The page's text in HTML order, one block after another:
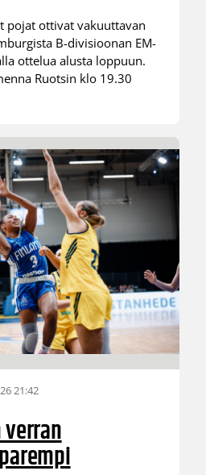
pojat ottivat vakuuttavan
B-divisioonan EM-
ottelua alusta loppuun.
Ruotsin klo 19.30
21:42